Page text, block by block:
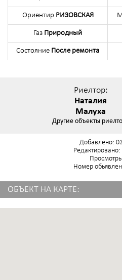
Ориентир РИЗОВСКАЯ
Газ Природный
Состояние После ремонта
Риелтор:
Наталия
Малуха
Другие объекты
Добавлено:
Номер
ОБЪЕКТ НА КАРТЕ: